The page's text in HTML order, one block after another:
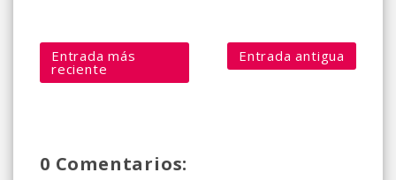
Entrada más
reciente
Entrada antigua
0 Comentarios: